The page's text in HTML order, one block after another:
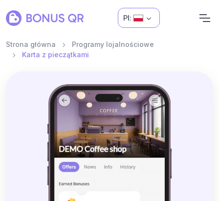
Pl:
Strona główna
Programy lojalnościowe
Karta z pieczątkami